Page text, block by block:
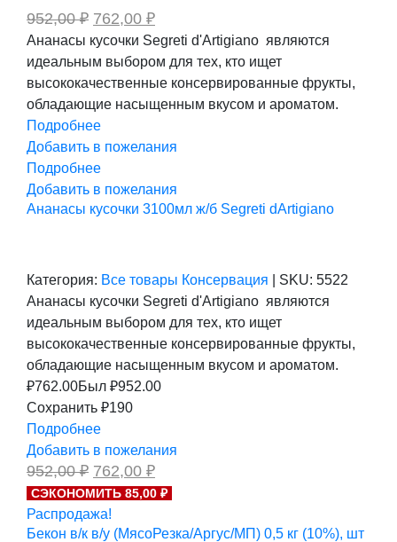
952,00₽ Первоначальная
цена
составляла
952,00 ₽.
762,00 ₽Текущая
цена:
762,00 ₽.
Ананасы кусочки Segreti d'Artigiano являются
идеальным выбором для тех, кто ищет
высококачественные консервированные фрукты,
обладающие насыщенным вкусом и ароматом.
Подробнее
Добавить в пожелания
Подробнее
Добавить в пожелания
Ананасы кусочки 3100мл ж/б Segreti dArtigiano
Категория: Все товары Консервация SKU: 5522
Ананасы кусочки Segreti d'Artigiano являются
идеальным выбором для тех, кто ищет
высококачественные консервированные фрукты,
обладающие насыщенным вкусом и ароматом.
₽762.00Был ₽952.00
Сохранить ₽190
Подробнее
Добавить в пожелания
952,00₽ Первоначальная
цена
составляла
952,00 ₽.
762,00 ₽Текущая
цена:
762,00 ₽.
СЭКОНОМИТЬ 85,00 ₽
Распродажа!
Бекон в/к в/у (МясоРезка/Аргус/МП) 0,5 кг (10%), шт